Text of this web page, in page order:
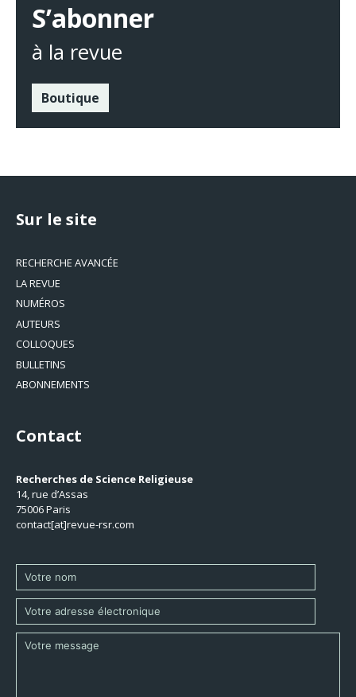
S’abonner
à la revue
Boutique
Sur le site
RECHERCHE AVANCÉE
LA REVUE
NUMÉROS
AUTEURS
COLLOQUES
BULLETINS
ABONNEMENTS
Contact
Recherches de Science Religieuse
14, rue d’Assas
75006 Paris
contact[at]revue-rsr.com